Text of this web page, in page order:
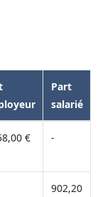
Part
salarié
€ -
902,20